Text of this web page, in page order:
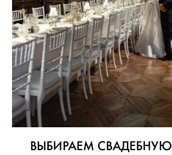
ВЫБИРАЕМ СВАДЕБНУЮ